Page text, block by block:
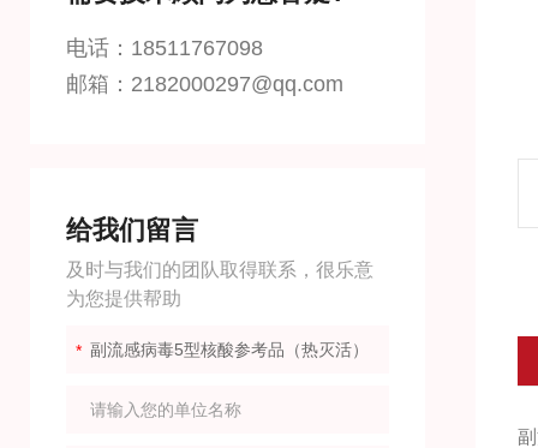
电话：18511767098
邮箱：2182000297@qq.com
给我们留言
及时与我们的团队取得联系，很乐意
为您提供帮助